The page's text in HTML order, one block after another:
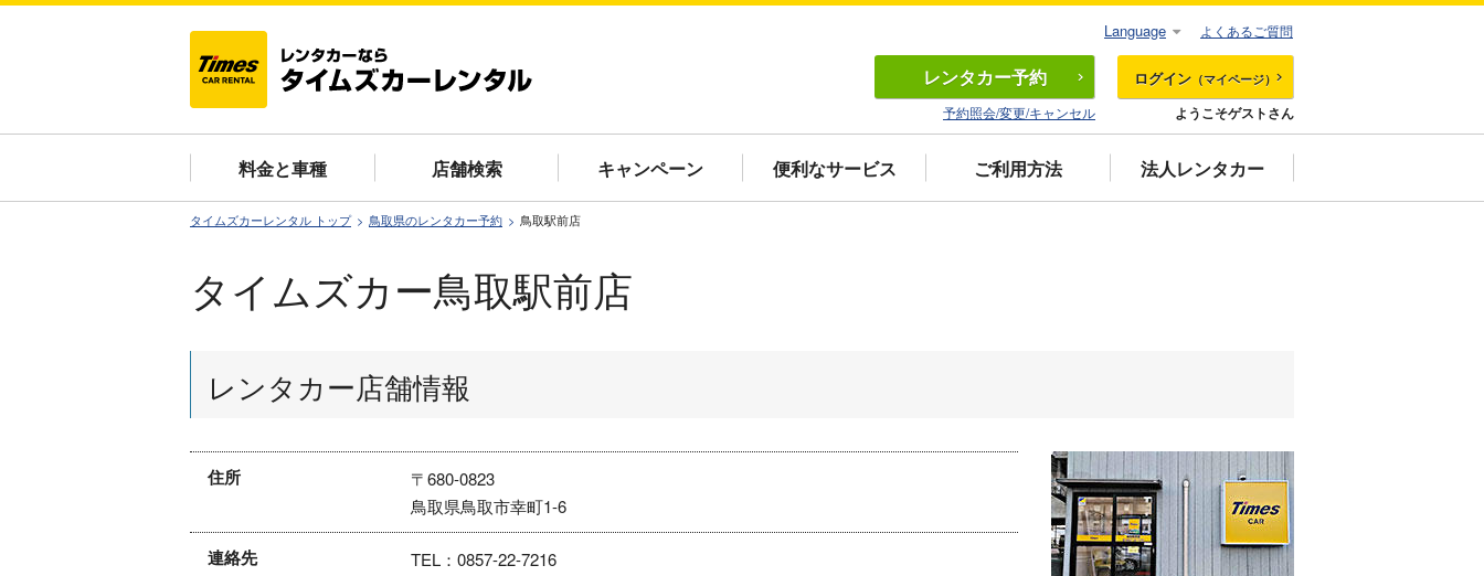
レンタカー予約
予約照会/変更/キャンセル
ログイン （マイページ）
ようこそゲストさん
料金と車種 店舗検索 キャンペーン 便利なサービス ご利用方法 法人レンタカー
よくあるご質問
Language
タイムズカーレンタル トップ 鳥取県のレンタカー予約 鳥取駅前店
タイムズカー鳥取駅前店
レンタカー店舗情報
住所
〒680-0823
鳥取県鳥取市幸町1-6
連絡先
TEL：0857-22-7216